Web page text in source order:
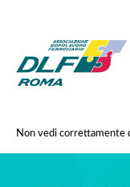
Non vedi correttamente